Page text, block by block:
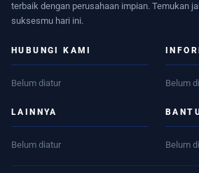
terbaik dengan perusahaan impian. Temukan
suksesmu hari ini.
HUBUNGI KAMI
Belum diatur Belum
LAINNYA
Belum diatur Belum